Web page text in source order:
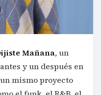
Mañana, un
y un después en
mismo proyecto